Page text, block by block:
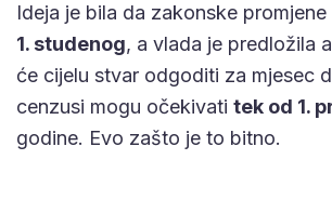
Ideja je bila da zakonske
1. studenog, a vlada je predložila
će cijelu stvar odgoditi za mjesec
cenzusi mogu očekivati tek od 1.
godine. Evo zašto je to bitno.